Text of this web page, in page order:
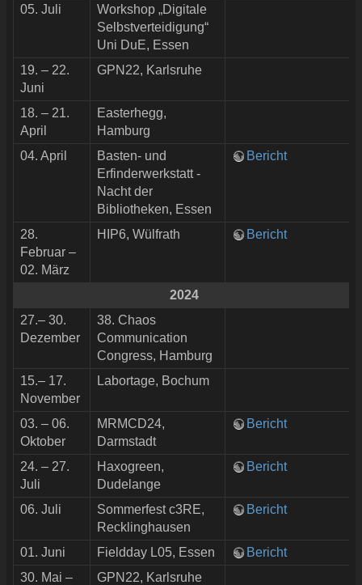
05. Juli
Workshop „Digitale
Selbstverteidigung“
Uni DuE, Essen
19. – 22.
Juni
GPN22, Karlsruhe
18. – 21.
April
Easterhegg,
Hamburg
04. April
Basten- und
Erfinderwerkstatt -
Nacht der
Bibliotheken, Essen
Bericht
28.
Februar –
02. März
HIP6, Wülfrath Bericht
2024
27.– 30.
Dezember
38. Chaos
Communication
Congress, Hamburg
15.– 17.
November
Labortage, Bochum
03. – 06.
Oktober
MRMCD24,
Darmstadt
Bericht
24. – 27.
Juli
Haxogreen,
Dudelange
Bericht
06. Juli
Sommerfest c3RE,
Recklinghausen
Bericht
01. Juni Fieldday L05, Essen
Bericht
30. Mai –
GPN22, Karlsruhe